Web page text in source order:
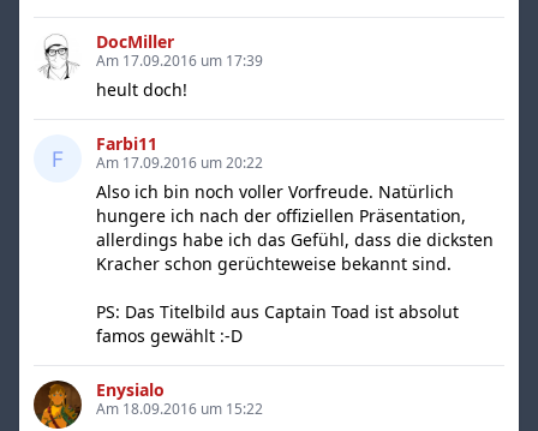
DocMiller
Am 17.09.2016 um 17:39
heult doch!
Farbi11
Am 17.09.2016 um 20:22
Also ich bin noch voller Vorfreude. Natürlich
hungere ich nach der offiziellen Präsentation,
allerdings habe ich das Gefühl, dass die dicksten
Kracher schon gerüchteweise bekannt sind.
PS: Das Titelbild aus Captain Toad ist absolut
famos gewählt :-D
Enysialo
Am 18.09.2016 um 15:22